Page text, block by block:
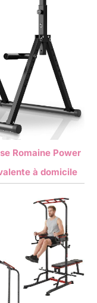
Romaine Power
à domicile